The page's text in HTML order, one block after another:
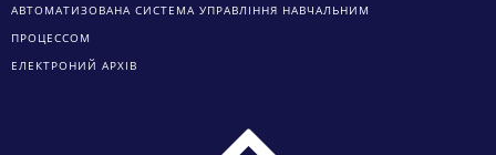
АВТОМАТИЗОВАНА СИСТЕМА УПРАВЛІННЯ НАВЧАЛЬНИМ
ПРОЦЕССОМ
ЕЛЕКТРОНИЙ АРХІВ